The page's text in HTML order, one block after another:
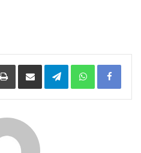
Facebook
WhatsApp
Telegramمشاركة عبر البريد